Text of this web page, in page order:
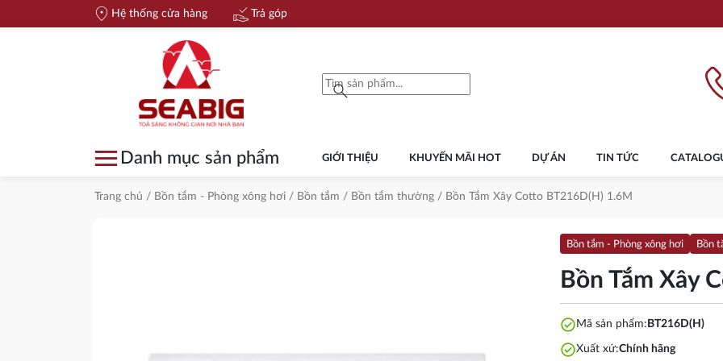
location_on Hệ thống cửa hàng approval_delegation Trả góp
search
menu Danh mục sản phẩm GIỚI THIỆU KHUYẾN MÃI HOT DỰ ÁN TIN TỨC
Trang chủ / Bồn tắm - Phòng xông hơi / Bồn tắm / Bồn tắm thường / Bồn Tắm Xây Cotto BT216D(H) 1.6M
Bồn tắm - Phòng xông hơi Bồn
Bồn Tắm Xây
check_circle Mã sản phẩm: BT216D(H)
check_circleXuất xứ:Chính hãng